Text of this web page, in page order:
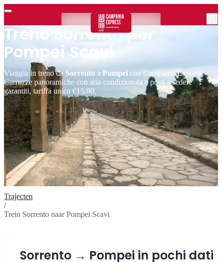
Treno Sorrento per
Pompei Scavi
Viaggia in treno da Sorrento a Pompei con Campania Express,
Carrozze panoramiche con aria condizionata e posti a sedere
garantiti, tariffa unica €15,00,
Trajecten
/
Trein Sorrento naar Pompei Scavi
Sorrento → Pompei in pochi dati